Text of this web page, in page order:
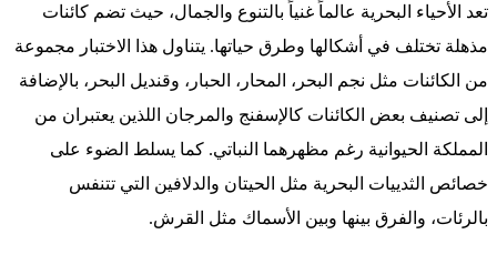
تعد الأحياء البحرية عالماً غنياً بالتنوع والجمال، حيث تضم كائنات
مذهلة تختلف في أشكالها وطرق حياتها. يتناول هذا الاختبار مجموعة
من الكائنات مثل نجم البحر، المحار، الحبار، وقنديل البحر، بالإضافة
إلى تصنيف بعض الكائنات كالإسفنج والمرجان اللذين يعتبران من
المملكة الحيوانية رغم مظهرهما النباتي. كما يسلط الضوء على
خصائص الثدييات البحرية مثل الحيتان والدلافين التي تتنفس
بالرئات، والفرق بينها وبين الأسماك مثل القرش.